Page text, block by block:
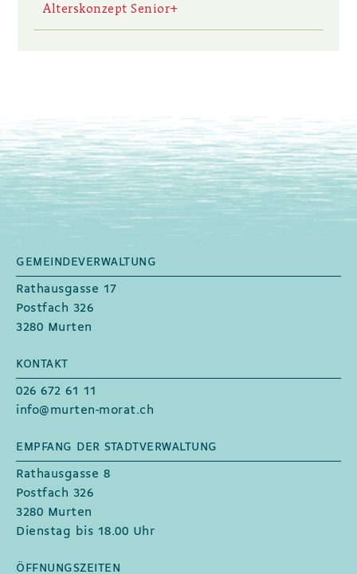
Alterskonzept Senior+
Fusszeile
GEMEINDEVERWALTUNG
Rathausgasse 17
Postfach 326
3280 Murten
KONTAKT
026 672 61 11
info@murten-morat.ch
EMPFANG DER STADTVERWALTUNG
Rathausgasse 8
Postfach 326
3280 Murten
Dienstag bis 18.00 Uhr
ÖFFNUNGSZEITEN